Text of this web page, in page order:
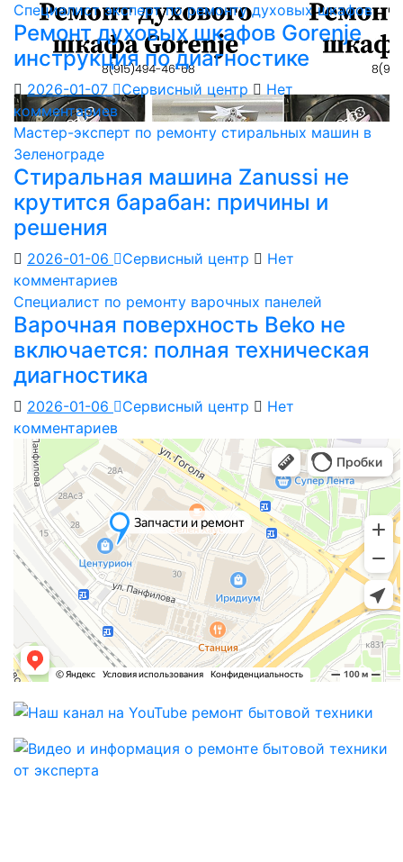
Специалист эксперт по ремонту духовых шкафов
Ремонт духовых шкафов Gorenje
инструкция по диагностике
2026-01-07 Сервисный центр
Нет
комментариев
Мастер-эксперт по ремонту стиральных машин в
Зеленограде
Стиральная машина Zanussi не
крутится барабан: причины и
решения
2026-01-06 Сервисный центр
Нет
комментариев
Специалист по ремонту варочных панелей
Варочная поверхность Beko не
включается: полная техническая
диагностика
2026-01-06 Сервисный центр
Нет
комментариев